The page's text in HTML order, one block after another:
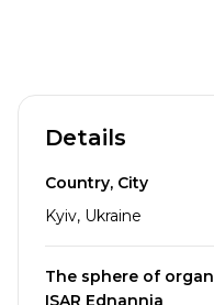
Details
Country, City
Kyiv, Ukraine
The sphere of
ISAR Ednannia